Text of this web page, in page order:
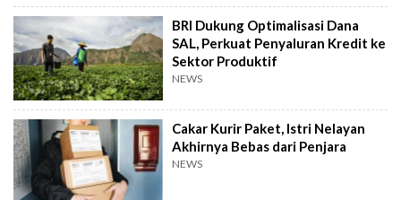
BRI Dukung Optimalisasi Dana
SAL, Perkuat Penyaluran Kredit ke
Sektor Produktif
NEWS
Cakar Kurir Paket, Istri Nelayan
Akhirnya Bebas dari Penjara
NEWS